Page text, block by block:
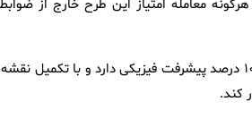
معامله امتیاز این طرح خارج از
وی درباره پروژه ۲۶۴ واحدی نهضت ملی مسکن خرم‌آباد نیز اظهار کرد: این پروژه به طور میانگین ۱۰ درصد پیشرفت فیزیکی دارد و با